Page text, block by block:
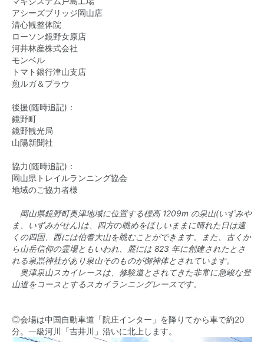
アシーズブリッジ岡山店
清心観整体院
ローソン鏡野女原店
河井林産株式会社
モンベル
トマト銀行津山支店
煎ルガ＆プラウ
後援(随時追記)：
鏡野町
鏡野観光局
山陽新聞社
協力(随時追記)：
岡山県トレイルランニング協会
地域のご協力者様
岡山県鏡野町奥津地域に位置する標高 1209m の泉山(いずみや
ま、いずみがせん)は
四方の眺めをほしいままに晴れた日は遠
くの四国、西には伯耆大山を眺むことができます。また、古くか
ら山岳信仰の霊場ともいわれ、麓には 823 年に創建されたとさ
れる泉嵓神社があり泉山そのものが御神体とされています。
奥津泉山スカイレースは、修験道とされてきた非常に急峻な登
山道をコースとするスカイランニングレースです。
◎会場は中国自動車道「院庄インター」を降りてから車で約20
分。一級河川「吉井川」沿いに北上します。